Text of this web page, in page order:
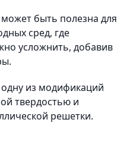
быть полезна для
сред, где
усложнить, добавив
из модификаций
твердостью и
решетки.